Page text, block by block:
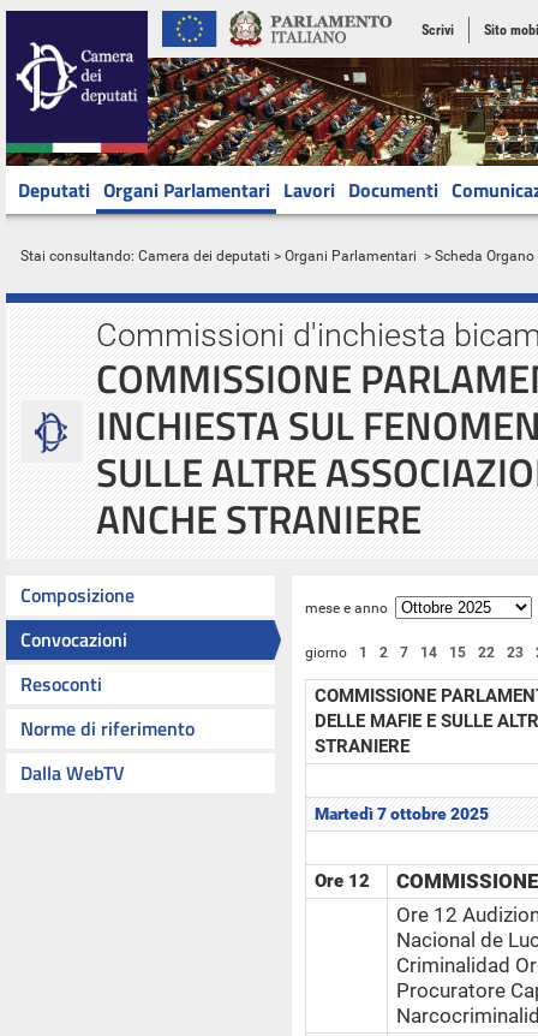
Scrivi Sito
Deputati Organi Parlamentari Lavori Documenti
Stai consultando: Camera dei deputati > Organi Parlamentari > Scheda Organo
Commissioni d'inchiesta
COMMISSIONE
INCHIESTA SUL
SULLE ALTRE
ANCHE STRANIERE
Composizione
Convocazioni
Resoconti
Norme di riferimento
Dalla WebTV
mese e anno
giorno 1 2 7 14 15 22 23
COMMISSIONE
DELLE MAFIE E SULLE
STRANIERE
Martedì 7 ottobre 2025
Ore 12
Ore 12
Nacional de
Criminalidad
Procuratore